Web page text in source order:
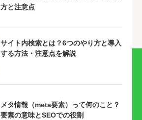
方と注意点
サイト内検索とは？6つのやり方と導入
する方法・注意点を解説
メタ情報（meta要素）って何のこと？
要素の意味とSEOでの役割